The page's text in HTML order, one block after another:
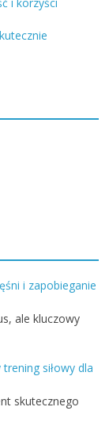
i zapobieganie
ale kluczowy
siłowy dla
skutecznego